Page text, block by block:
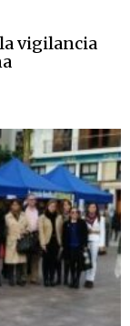
vigilancia